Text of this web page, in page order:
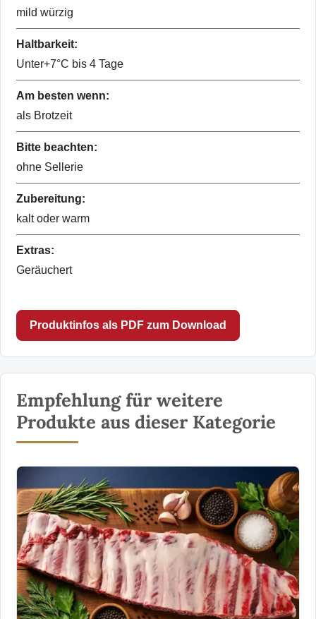
mild würzig
Haltbarkeit:
Unter+7°C bis 4 Tage
Am besten wenn:
als Brotzeit
Bitte beachten:
ohne Sellerie
Zubereitung:
kalt oder warm
Extras:
Geräuchert
Produktinfos als PDF zum Download
Empfehlung für weitere
Produkte aus dieser Kategorie